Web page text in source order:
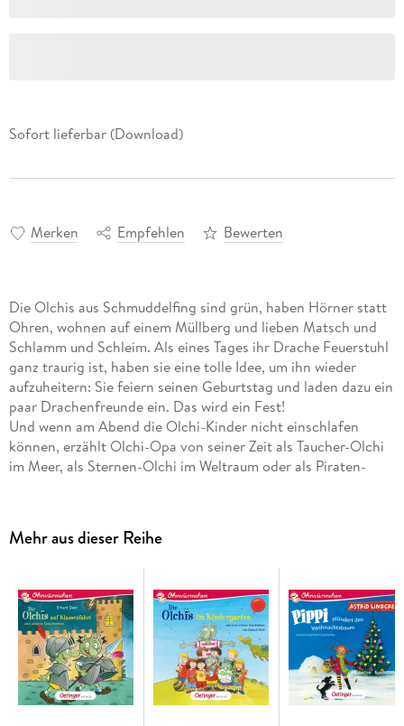
Sofort lieferbar (Download)
Merken Empfehlen Bewerten
Die Olchis aus Schmuddelfing sind grün, haben Hörner statt
Ohren, wohnen auf einem Müllberg und lieben Matsch und
Schlamm und Schleim. Als eines Tages ihr Drache Feuerstuhl
ganz traurig ist, haben sie eine tolle Idee, um ihn wieder
aufzuheitern: Sie feiern seinen Geburtstag und laden dazu ein
paar Drachenfreunde ein. Das wird ein Fest!
Und wenn am Abend die Olchi-Kinder nicht einschlafen
können, erzählt Olchi-Opa von seiner Zeit als Taucher-Olchi
im Meer, als Sternen-Olchi im Weltraum oder als Piraten-
ihre Müffelmatratzen und schlafen sofort ein.
- "Die Olchis aus Schmuddelfing"
- "Ein Drachenfest für Feuerstuhl"
- "Olchi-Opas krötigste Abenteuer"
Vorgelesen von Robert Missler und untermalt mit vielen
Geräuschen und Musik
Mehr aus dieser Reihe